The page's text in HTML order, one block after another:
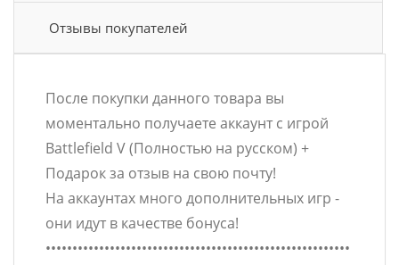
Отзывы покупателей
После покупки данного товара вы
моментально получаете аккаунт с игрой
Battlefield V (Полностью на русском) +
Подарок за отзыв на свою почту!
На аккаунтах много дополнительных игр -
они идут в качестве бонуса!
•••••••••••••••••••••••••••••••••••••••••••••••••••••••••